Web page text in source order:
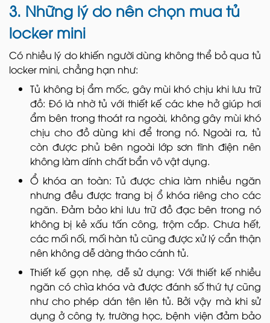
3. Những lý do nên chọn mua tủ
locker mini
Có nhiều lý do khiến người dùng không thể bỏ qua tủ
locker mini, chẳng hạn như:
Tủ không bị ẩm mốc, gây mùi khó chịu khi lưu trữ
đồ: Đó là nhờ tủ với thiết kế các khe hở giúp hơi
ẩm bên trong thoát ra ngoài, không gây mùi khó
chịu cho đồ dùng khi để trong nó. Ngoài ra, tủ
còn được phủ bên ngoài lớp sơn tĩnh điện nên
không làm dính chất bẩn vô vật dụng.
Ổ khóa an toàn: Tủ được chia làm nhiều ngăn
nhưng đều được trang bị ổ khóa riêng cho các
ngăn. Đảm bảo khi lưu trữ đồ đạc bên trong nó
không bị kẻ xấu tấn công, trộm cắp. Chưa hết,
các mối nối, mối hàn tủ cũng được xử lý cẩn thận
nên không dễ dàng tháo cánh tủ.
Thiết kế gọn nhẹ, dễ sử dụng: Với thiết kế nhiều
ngăn có chìa khóa và được đánh số thứ tự cũng
như cho phép dán tên lên tủ. Bởi vậy mà khi sử
dụng ở công ty, trường học, bệnh viện đảm bảo